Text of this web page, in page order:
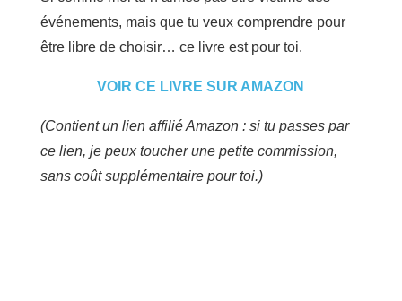
événements, mais que tu veux comprendre pour
être libre de choisir… ce livre est pour toi.
VOIR CE LIVRE SUR AMAZON
(Contient un lien affilié Amazon : si tu passes par
ce lien, je peux toucher une petite commission,
sans coût supplémentaire pour toi.)